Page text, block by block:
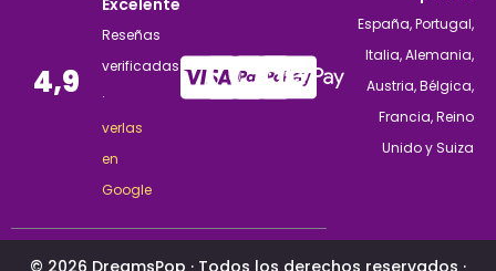
4,9
Reseñas
verificadas
·
verlas
en
Google
España, Portugal,
Italia, Alemania,
Austria, Bélgica,
Francia, Reino
Unido y Suiza
© 2026 DreamsPop · Todos los derechos reservados ·